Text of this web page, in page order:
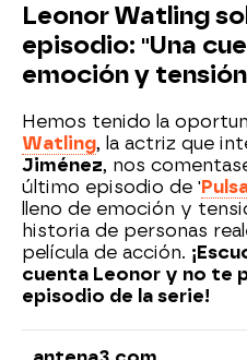
Leonor Watling
episodio: "Una
emoción y
Hemos tenido la
Watling, la actriz que
Jiménez, nos
último episodio de '
lleno de emoción y
historia de personas
película de acción.
cuenta Leonor y no te
episodio de la serie!